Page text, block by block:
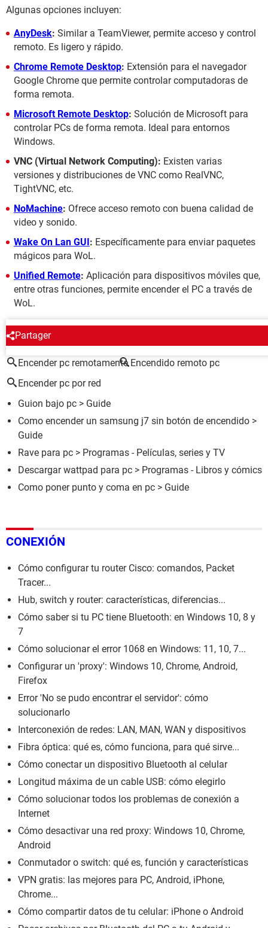
Algunas opciones incluyen:
AnyDesk: Similar a TeamViewer, permite acceso y control
remoto. Es ligero y rápido.
Chrome Remote Desktop: Extensión para el navegador
Google Chrome que permite controlar computadoras de
forma remota.
Microsoft Remote Desktop: Solución de Microsoft para
controlar PCs de forma remota. Ideal para entornos
Windows.
VNC (Virtual Network Computing): Existen varias
versiones y distribuciones de VNC como RealVNC,
TightVNC, etc.
NoMachine: Ofrece acceso remoto con buena calidad de
video y sonido.
Wake On Lan GUI: Específicamente para enviar paquetes
mágicos para WoL.
Unified Remote: Aplicación para dispositivos móviles que,
entre otras funciones, permite encender el PC a través de
WoL.
Partager
ALREDEDOR DEL MISMO TEMA
Encender pc remotamente Encendido remoto pc
Encender pc por red
Guion bajo pc > Guide
Como encender un samsung j7 sin botón de encendido >
Guide
Rave para pc > Programas - Películas, series y TV
Descargar wattpad para pc > Programas - Libros y cómics
Como poner punto y coma en pc > Guide
CONEXIÓN
Cómo configurar tu router Cisco: comandos, Packet
Tracer...
Hub, switch y router: características, diferencias...
Cómo saber si tu PC tiene Bluetooth: en Windows 10, 8 y
7
Cómo solucionar el error 1068 en Windows: 11, 10, 7...
Configurar un 'proxy': Windows 10, Chrome, Android,
Firefox
Error 'No se pudo encontrar el servidor': cómo
solucionarlo
Interconexión de redes: LAN, MAN, WAN y dispositivos
Fibra óptica: qué es, cómo funciona, para qué sirve...
Cómo conectar un dispositivo Bluetooth al celular
Longitud máxima de un cable USB: cómo elegirlo
Cómo solucionar todos los problemas de conexión a
Internet
Cómo desactivar una red proxy: Windows 10, Chrome,
Android
Conmutador o switch: qué es, función y características
VPN gratis: las mejores para PC, Android, iPhone,
Chrome...
Cómo compartir datos de tu celular: iPhone o Android